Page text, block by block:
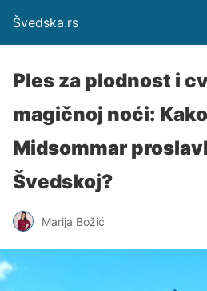
Švedska.rs
Ples za plodnost i
magičnoj noći:
Midsommar
Švedskoj?
Marija Božić